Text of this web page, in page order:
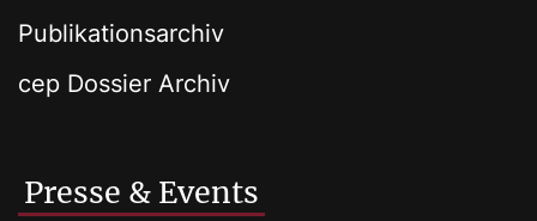
Publikationsarchiv
cep Dossier Archiv
Presse & Events